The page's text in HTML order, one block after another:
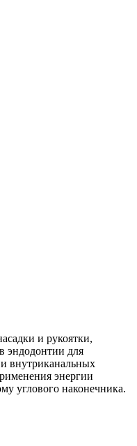
и рукоятки,
эндодонтии для
внутриканальных
энергии
углового наконечника.